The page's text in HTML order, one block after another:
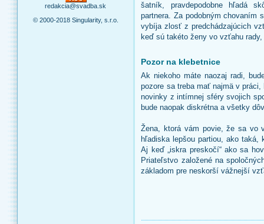
redakcia@svadba.sk
© 2000-2018 Singularity, s.r.o.
šatník, pravdepodobne hľadá
partnera. Za podobným
vybíja zlosť z predchádzajúcich
keď sú takéto ženy vo vzťahu
Pozor na klebetnice
Ak niekoho máte naozaj radi,
pozore sa treba mať najmä v
novinky z intímnej sféry svojich
bude naopak diskrétna a všetky
Žena, ktorá vám povie, že sa vo
hľadiska lepšou partiou, ako taká,
Aj keď „iskra preskočí“ ako sa
Priateľstvo založené na
základom pre neskorší vážnejší